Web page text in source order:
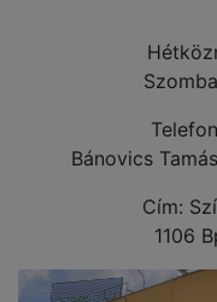
Bánovics
Cím:
1106